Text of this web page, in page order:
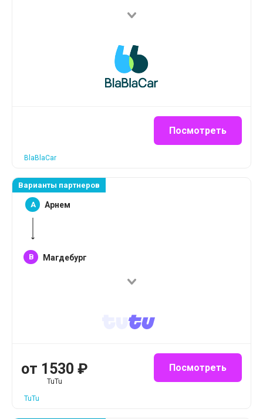
Посмотреть
BlaBlaCar
Варианты партнеров
A Арнем
B Магдебург
от 1530 ₽
TuTu
Посмотреть
TuTu